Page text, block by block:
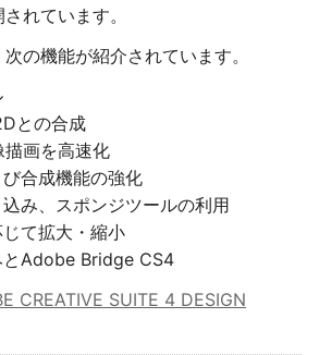
れています。
の機能が紹介されています。
との合成
描画を高速化
合成機能の強化
み、スポンジツールの利用
て拡大・縮小
とAdobe Bridge CS4
CREATIVE SUITE 4 DESIGN